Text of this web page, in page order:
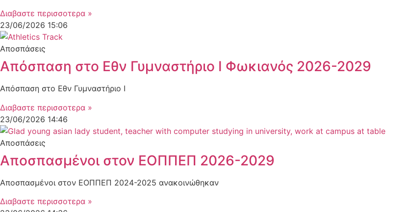
Διαβαστε περισσοτερα »
23/06/2026 15:06
Αποσπάσεις
Απόσπαση στο Εθν Γυμναστήριο Ι Φωκιανός 2026-2029
Απόσπαση στο Εθν Γυμναστήριο Ι
Διαβαστε περισσοτερα »
23/06/2026 14:46
Αποσπάσεις
Αποσπασμένοι στον ΕΟΠΠΕΠ 2026-2029
Αποσπασμένοι στον ΕΟΠΠΕΠ 2024-2025 ανακοινώθηκαν
Διαβαστε περισσοτερα »